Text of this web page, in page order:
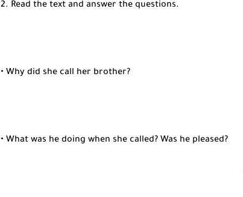
2. Read the text and answer the questions.
• Why did she call her brother?
• What was he doing when she called? Was he pleased?